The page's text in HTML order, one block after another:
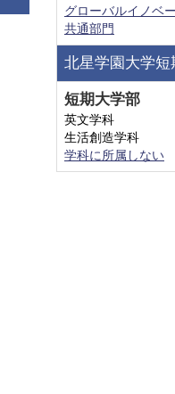
グローバルイノベ
共通部門
北星学園大学短
短期大学部
英文学科
生活創造学科
学科に所属しない